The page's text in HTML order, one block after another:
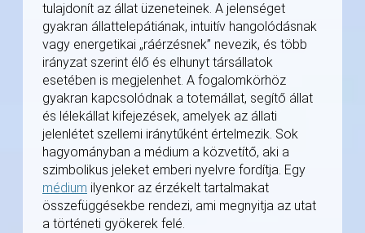
tulajdonít az állat üzeneteinek. A jelenséget
gyakran állattelepátiának, intuitív hangolódásnak
vagy energetikai „ráérzésnek” nevezik, és több
irányzat szerint élő és elhunyt társállatok
esetében is megjelenhet. A fogalomkörhöz
gyakran kapcsolódnak a totemállat, segítő állat
és lélekállat kifejezések, amelyek az állati
jelenlétet szellemi iránytűként értelmezik. Sok
hagyományban a médium a közvetítő, aki a
szimbolikus jeleket emberi nyelvre fordítja. Egy
médium ilyenkor az érzékelt tartalmakat
összefüggésekbe rendezi, ami megnyitja az utat
a történeti gyökerek felé.